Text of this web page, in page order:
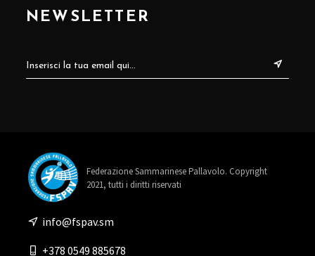
NEWSLETTER
Federazione Sammarinese Pallavolo. Copyright
2021, tutti i diritti riservati
info@fspav.sm
+378 0549 885678